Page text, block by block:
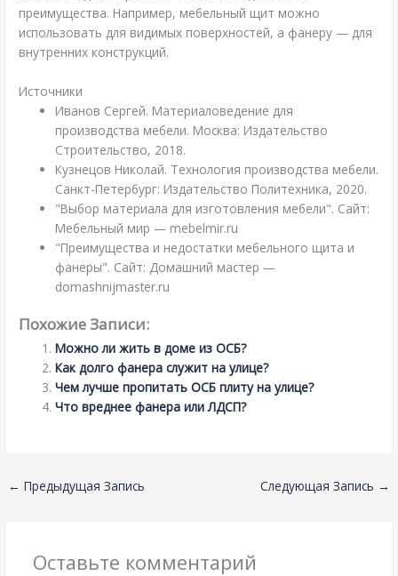
преимущества. Например, мебельный щит можно
использовать для видимых поверхностей, а фанеру — для
внутренних конструкций.
Источники
Иванов Сергей. Материаловедение для
производства мебели. Москва: Издательство
Строительство, 2018.
Кузнецов Николай. Технология производства мебели.
Санкт-Петербург: Издательство Политехника, 2020.
"Выбор материала для изготовления мебели". Сайт:
Мебельный мир — mebelmir.ru
"Преимущества и недостатки мебельного щита и
фанеры". Сайт: Домашний мастер —
domashnijmaster.ru
Похожие Записи:
Можно ли жить в доме из ОСБ?
Как долго фанера служит на улице?
Чем лучше пропитать ОСБ плиту на улице?
Что вреднее фанера или ЛДСП?
← Предыдущая Запись Следующая Запись →
Оставьте комментарий